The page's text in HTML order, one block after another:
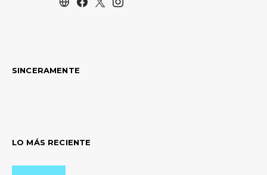
SINCERAMENTE
LO MÁS RECIENTE